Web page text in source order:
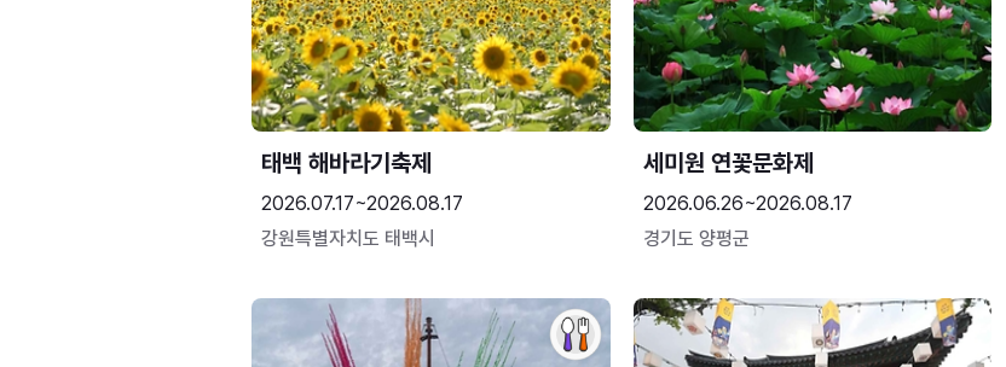
태백 해바라기축제
2026.07.17~2026.08.17
강원특별자치도 태백시
세미원 연꽃문화제
2026.06.26~2026.08.17
경기도 양평군